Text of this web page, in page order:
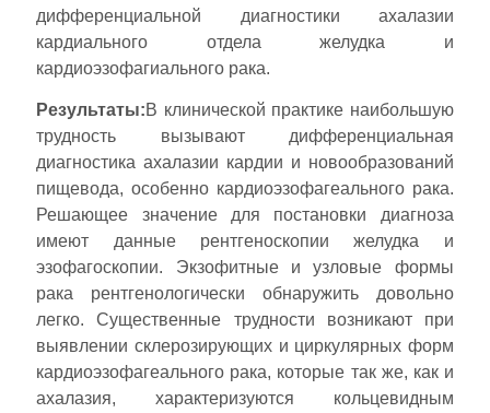
дифференциальной диагностики ахалазии
кардиального отдела желудка и
кардиоэзофагиального рака.
Результаты:В клинической практике наибольшую
трудность вызывают дифференциальная
диагностика ахалазии кардии и новообразований
пищевода, особенно кардиоэзофагеального рака.
Решающее значение для постановки диагноза
имеют данные рентгеноскопии желудка и
эзофагоскопии. Экзофитные и узловые формы
рака рентгенологически обнаружить довольно
легко. Существенные трудности возникают при
выявлении склерозирующих и циркулярных форм
кардиоэзофагеального рака, которые так же, как и
ахалазия, характеризуются кольцевидным